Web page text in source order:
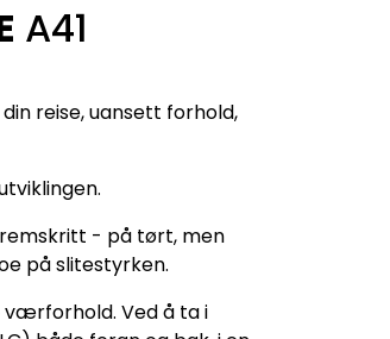
A41
reise, uansett forhold,
- på tørt, men
på slitestyrken.
Ved å ta i